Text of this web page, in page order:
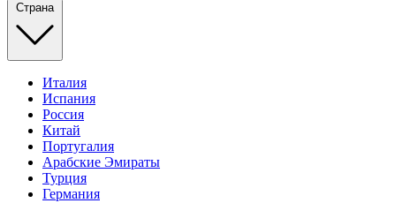
Страна
Италия
Испания
Россия
Китай
Португалия
Арабские Эмираты
Турция
Германия